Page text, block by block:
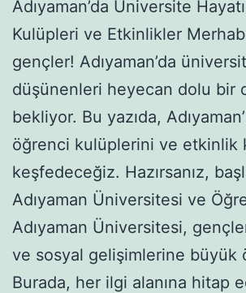
Adıyaman’da Üniversite
Kulüpleri ve Etkinlikler
gençler! Adıyaman’da
düşünenleri heyecan dolu bir
bekliyor. Bu yazıda,
öğrenci kulüplerini ve etkinlik
keşfedeceğiz. Hazırsanız,
Adıyaman Üniversitesi ve
Adıyaman Üniversitesi,
ve sosyal gelişimlerine büyük
Burada, her ilgi alanına hitap